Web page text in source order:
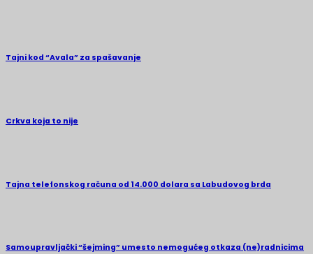
Tajni kod “Avala” za spašavanje
Crkva koja to nije
Tajna telefonskog računa od 14.000 dolara sa Labudovog brda
Samoupravljački “šejming” umesto nemogućeg otkaza (ne)radnicima